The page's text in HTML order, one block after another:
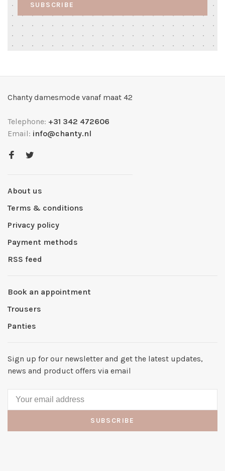
SUBSCRIBE
Chanty damesmode vanaf maat 42
Telephone: +31 342 472606
Email: info@chanty.nl
About us
Terms & conditions
Privacy policy
Payment methods
RSS feed
Book an appointment
Trousers
Panties
Sign up for our newsletter and get the latest updates,
news and product offers via email
SUBSCRIBE